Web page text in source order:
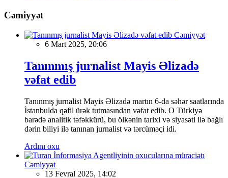
Cəmiyyət
Cəmiyyət
6 Mart 2025, 20:06
Tanınmış jurnalist Mayis Əlizadə
vəfat edib
Tanınmış jurnalist Mayis Əlizadə martın 6-da səhər saatlarında
İstanbulda qəfil ürək tutmasından vəfat edib. O Türkiyə
barədə analitik təfəkkürü, bu ölkənin tarixi və siyasəti ilə bağlı
dərin biliyi ilə tanınan jurnalist və tərcüməçi idi.
Ardını oxu
Cəmiyyət
13 Fevral 2025, 14:02